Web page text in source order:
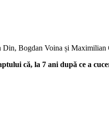
Din, Bogdan Voina și
că, la 7 ani după ce a